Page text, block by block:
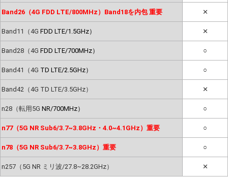
Band26（4G FDD LTE/800MHz）Band18を内包 重要 ✕
Band11（4G FDD LTE/1.5GHz） ✕
Band28（4G FDD LTE/700MHz） ○
Band41（4G TD LTE/2.5GHz） ○
Band42（4G TD LTE/3.5GHz） ✕
n28（転用5G NR/700MHz） ○
n77（5G NR Sub6/3.7~3.8GHz・4.0~4.1GHz）重要 ○
n78（5G NR Sub6/3.7~3.8GHz）重要 ○
n257（5G NR ミリ波/27.8~28.2GHz） ✕